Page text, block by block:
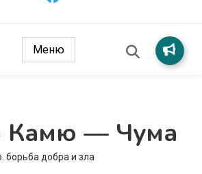
Меню
Камю — Чума
борьба добра и зла